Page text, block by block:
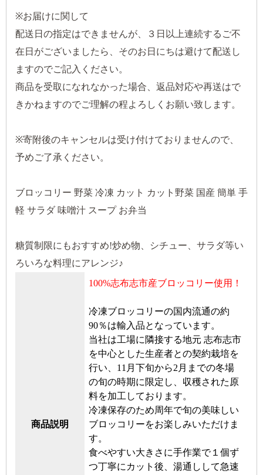
※お届けに関して
配送日の指定はできませんが、３日以上連続するご不
在日がございましたら、そのお日にちは避けて配送し
ますのでご記入ください。
商品を受取になれなかった場合、返品対応や再送はで
きかねますのでご理解の程よろしくお願い致します。
※寄附後のキャンセルは受け付けておりませんので、
予めご了承ください。
ブロッコリー 野菜 冷凍 カット カット野菜 国産 簡単 手
軽 サラダ 味噌汁 スープ お弁当
糖質制限にもおすすめ!炒め物、シチュー、サラダ等い
ろいろな料理にアレンジ♪
商品説明
100%志布志市産ブロッコリー使用！
冷凍ブロッコリーの国内流通の約
90％は輸入品となっています。
当社は工場に隣接する地元 志布志市
を中心とした生産者との契約栽培を
行い、11月下旬から2月までの冬場
の旬の時期に限定し、収穫された原
料を加工しております。
冷凍保存のため周年で旬の美味しい
ブロッコリーをお楽しみいただけま
す。
食べやすい大きさに手作業で１個ず
つ丁寧にカット後、湯通しして急速